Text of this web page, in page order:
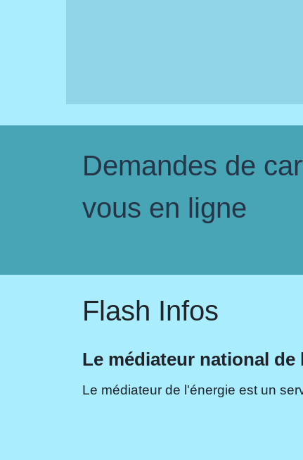
Demandes de
vous en ligne
Flash Infos
Le médiateur national de
Le médiateur de l'énergie est un